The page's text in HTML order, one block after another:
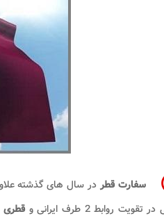
سفارت قطردر سال های گذشته
تقویت روابط 2 طرف ایرانی و
قطری